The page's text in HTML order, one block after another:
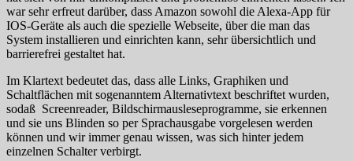
war sehr erfreut darüber, dass Amazon sowohl die Alexa-App für
IOS-Geräte als auch die spezielle Webseite, über die man das
System installieren und einrichten kann, sehr übersichtlich und
barrierefrei gestaltet hat.
Im Klartext bedeutet das, dass alle Links, Graphiken und
Schaltflächen mit sogenanntem Alternativtext beschriftet wurden,
sodaß Screenreader, Bildschirmausleseprogramme, sie erkennen
und sie uns Blinden so per Sprachausgabe vorgelesen werden
können und wir immer genau wissen, was sich hinter jedem
einzelnen Schalter verbirgt.